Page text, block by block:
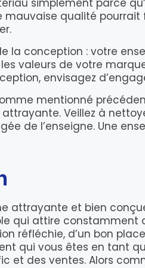
simplement parce
mauvaise qualité
la conception : votre
valeurs de votre
envisagez
mentionné
Veillez à
de l’enseigne. Une
attrayante et bien
qui attire constamment
réfléchie, d’un bon
qui vous êtes en tant
et des ventes. Alors